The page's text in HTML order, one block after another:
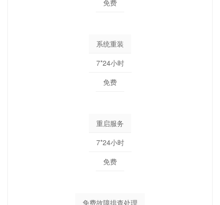
免费
系统重装
7*24小时
免费
重启服务
7*24小时
免费
免费故障排查处理